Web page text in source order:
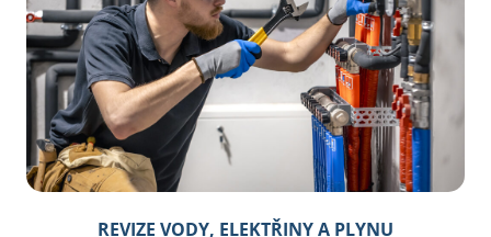
REVIZE VODY, ELEKTŘINY A PLYNU